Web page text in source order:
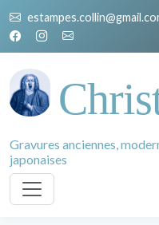
Gravures anciennes,
japonaises